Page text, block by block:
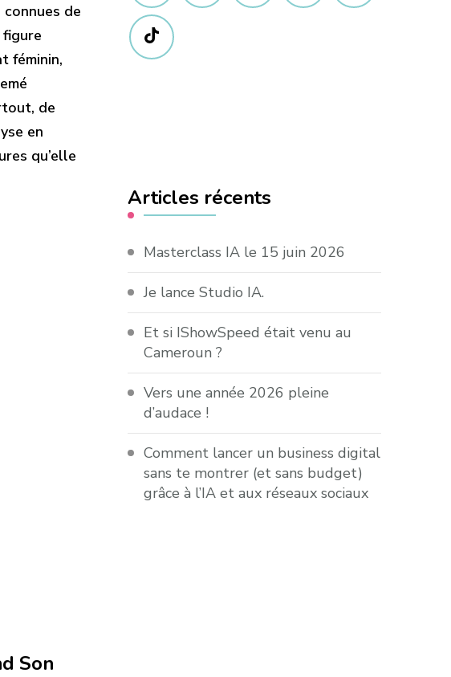
de
figure
féminin,
de
en
qu’elle
Son
Articles récents
Masterclass IA le 15 juin 2026
Je lance Studio IA.
Et si IShowSpeed était venu au
Cameroun ?
Vers une année 2026 pleine
d’audace !
Comment lancer un business digital
sans te montrer (et sans budget)
grâce à l’IA et aux réseaux sociaux